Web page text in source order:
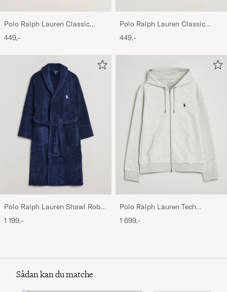
Polo Ralph Lauren Classic
Sports Cap Beige
449,-
Polo Ralph Lauren Classic
Sports Cap Black
449,-
Polo Ralph Lauren Shawl Robe
Navy
1 199,-
Polo Ralph Lauren Tech
Performance Full Zip Light
Sport Heather
1 699,-
Sådan kan du matche